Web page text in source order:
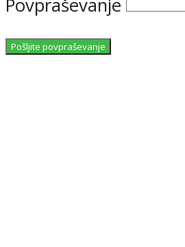
Povpraševanje
Pošljite povpraševanje